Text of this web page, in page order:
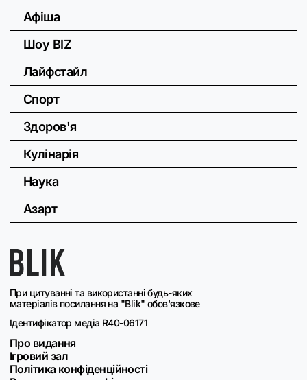
При цитуванні та використанні будь-яких
матеріалів посилання на "Blik" обов'язкове
Ідентифікатор медіа R40-06171
Про видання
Ігровий зал
Політика конфіденційності
Афіша
Шоу BIZ
Лайфстайл
Спорт
Здоров'я
Кулінарія
Наука
Азарт